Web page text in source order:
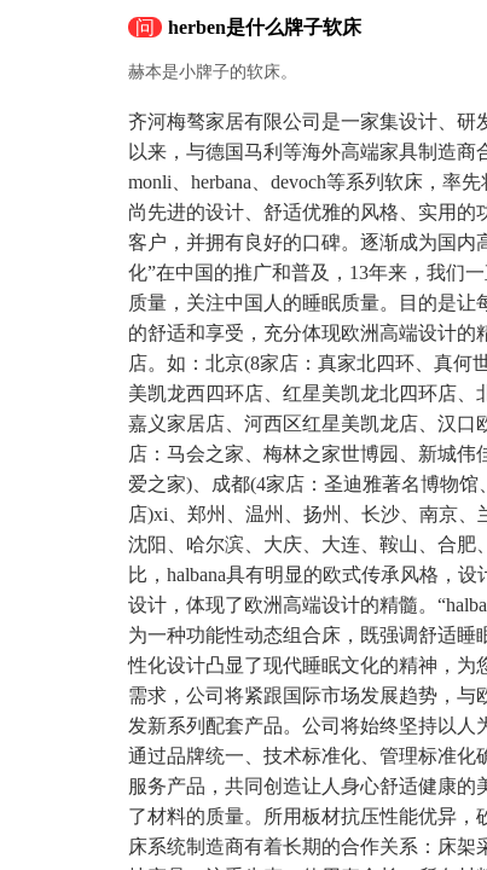
问 herben是什么牌子软床
赫本是小牌子的软床。
齐河梅骜家居有限公司是一家集设计、研
以来，与德国马利等海外高端家具制造
monli、herbana、devoch等系列软床，率
尚先进的设计、舒适优雅的风格、实用
客户，并拥有良好的口碑。逐渐成为国内
化”在中国的推广和普及，13年来，我们
质量，关注中国人的睡眠质量。目的是
的舒适和享受，充分体现欧洲高端设计
店。如：北京(8家店：真家北四环、真何
美凯龙西四环店、红星美凯龙北四环店
嘉义家居店、河西区红星美凯龙店、汉口
店：马会之家、梅林之家世博园、新城
爱之家)、成都(4家店：圣迪雅著名博物
店)xi、郑州、温州、扬州、长沙、南京、
沈阳、哈尔滨、大庆、大连、鞍山、合
比，halbana具有明显的欧式传承风格，
设计，体现了欧洲高端设计的精髓。
为一种功能性动态组合床，既强调舒适睡
性化设计凸显了现代睡眠文化的精神，
需求，公司将紧跟国际市场发展趋势，与
发新系列配套产品。公司将始终坚持以人
通过品牌统一、技术标准化、管理标准
服务产品，共同创造让人身心舒适健康
了材料的质量。所用板材抗压性能优异
床系统制造商有着长期的合作关系：床架